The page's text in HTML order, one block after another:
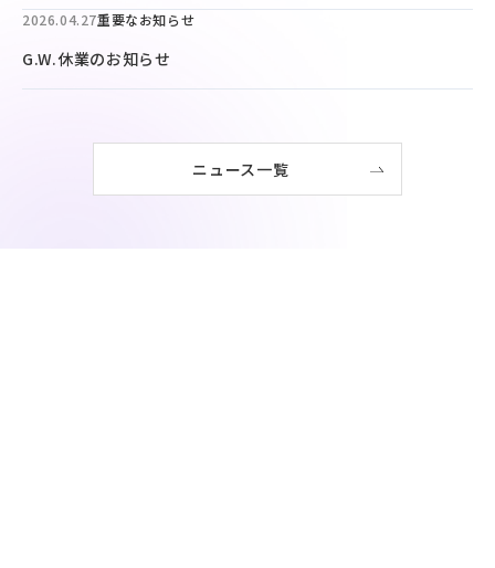
2026.04.27重要なお知らせ
G.W.休業のお知らせ
ニュース一覧